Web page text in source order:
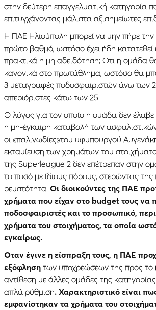
στην δεύτερη επαγγελματική κατηγορία
επιτυγχάνοντας μάλιστα αξισημείωτες
Η ΠΑΕ Ηλιούπολη μπορεί να μην πήρε την
πρώτο βαθμό, ωστόσο έχει ήδη κατατεθεί
πρακτικά η μη αδειδότηση; Οτι η ομάδα
κανονικά στο πρωτάθλημα, ωστόσο θα
3 μεταγραφές ποδοσφαιριστών άνω των
απεριόριστες κάτω των 25.
Ο λόγος για τον οποίο η ομάδα δεν
η μη-έγκαιρη καταβολή των
οι «παλινωδίες»του υφυπουργού
εκταμίευση των χρημάτων του
της Superleague 2 δεν επέτρεπαν στην
το ποσό με ίδιους πόρους, στερώντας της
ρευστότητα. Οι διοικούντες της ΠΑΕ
χρήματα που είχαν στο budget τους να
ποδοσφαιριστές και το προσωπικό,
χρήματα του στοιχήματος, τα οποία
εγκαίρως.
Οταν έγινε η είσπραξη τους, η ΠΑΕ
εξόφληση των υποχρεώσεων της προς το
αντίθεση με άλλες ομάδες της
απλά ρύθμιση. Χαρακτηριστικό είναι
εμφανίστηκαν τα χρήματα του